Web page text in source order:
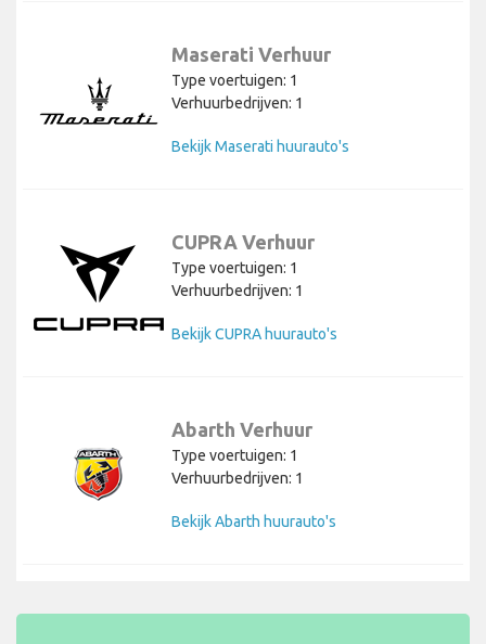
Maserati Verhuur
Type voertuigen: 1
Verhuurbedrijven: 1
Bekijk Maserati huurauto's
CUPRA Verhuur
Type voertuigen: 1
Verhuurbedrijven: 1
Bekijk CUPRA huurauto's
Abarth Verhuur
Type voertuigen: 1
Verhuurbedrijven: 1
Bekijk Abarth huurauto's